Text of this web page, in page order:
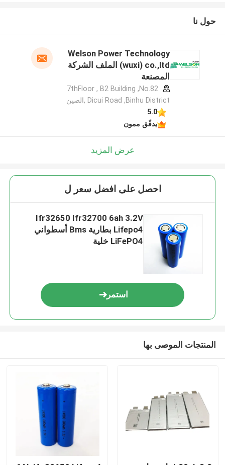
حول نا
Welson Power Technology
(wuxi) co.,ltd الملف الشركة
المصنعة
7thFloor , B2 Building ,No.82
Dicui Road ,Binhu District ,الصين
5.0
يدقّق ممون
عرض المزيد
احصل على افضل سعر ل
Ifr32650 Ifr32700 6ah 3.2V
Lifepo4 بطارية Bms أسطواني
LiFePO4 خلية
استمر
المنتجات الموصى بها